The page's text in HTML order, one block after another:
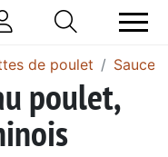
de poulet Sauce
poulet,